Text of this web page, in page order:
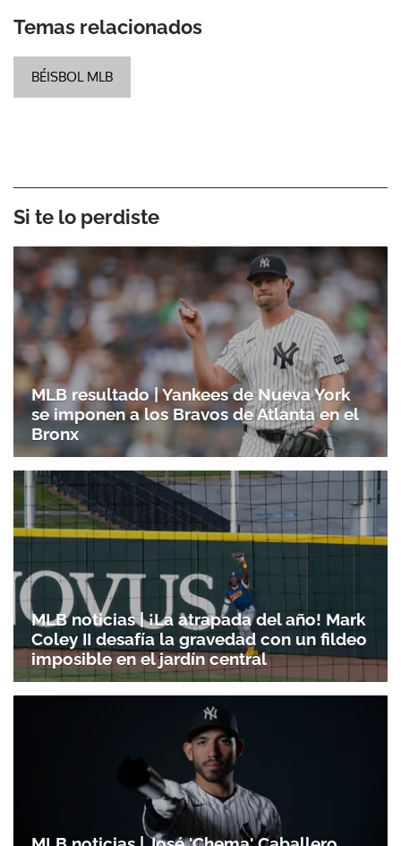
Temas relacionados
BÉISBOL MLB
Si te lo perdiste
MLB resultado | Yankees de Nueva York
se imponen a los Bravos de Atlanta en el
Bronx
MLB noticias | ¡La atrapada del año! Mark
Coley II desafía la gravedad con un fildeo
imposible en el jardín central